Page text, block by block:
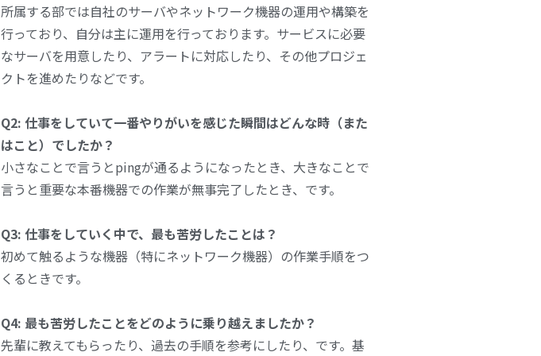
所属する部では自社のサーバやネットワーク機器の運用や構築を
行っており、自分は主に運用を行っております。サービスに必要
なサーバを用意したり、アラートに対応したり、その他プロジェ
クトを進めたりなどです。
Q2: 仕事をしていて一番やりがいを感じた瞬間はどんな時（また
はこと）でしたか？
小さなことで言うとpingが通るようになったとき、大きなことで
言うと重要な本番機器での作業が無事完了したとき、です。
Q3: 仕事をしていく中で、最も苦労したことは？
初めて触るような機器（特にネットワーク機器）の作業手順をつ
くるときです。
Q4: 最も苦労したことをどのように乗り越えましたか？
先輩に教えてもらったり、過去の手順を参考にしたり、です。基